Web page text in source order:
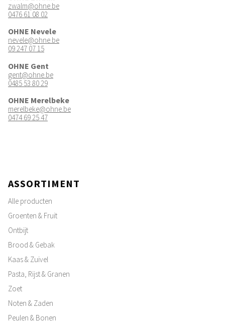
zwalm@ohne.be
0476 61 08 02
OHNE Nevele
nevele@ohne.be
09 247 07 15
OHNE Gent
gent@ohne.be
0485 53 80 29
OHNE Merelbeke
merelbeke@ohne.be
0474 69 25 47
ASSORTIMENT
Alle producten
Groenten & Fruit
Ontbijt
Brood & Gebak
Kaas & Zuivel
Pasta, Rijst & Granen
Zoet
Noten & Zaden
Peulen & Bonen